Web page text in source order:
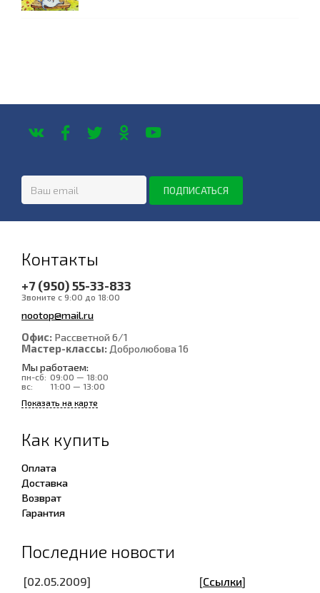
Контакты
+7 (950) 55-33-833
Звоните с 9:00 до 18:00
nootop@mail.ru
Офис: Рассветной 6/1
Мастер-классы: Добролюбова 16
Мы работаем:
пн-сб: 09:00 — 18:00
вс:
11:00 — 13:00
Показать на карте
Как купить
Оплата
Доставка
Возврат
Гарантия
Последние новости
[02.05.2009] [Ссылки]